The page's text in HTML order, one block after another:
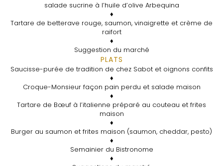
salade sucrine à l’huile d’olive Arbequina
♦
Tartare de betterave rouge, saumon, vinaigrette et crème de
raifort
♦
Suggestion du marché
PLATS
Saucisse-purée de tradition de chez Sabot et oignons confits
♦
Croque-Monsieur façon pain perdu et salade maison
♦
Tartare de Bœuf à l’italienne préparé au couteau et frites
maison
♦
Burger au saumon et frites maison (saumon, cheddar, pesto)
♦
Semainier du Bistronome
♦